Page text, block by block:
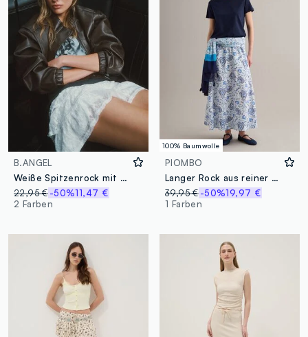
B.ANGEL
Weiße Spitzenrock mit regulärer Passform
22,95 €-50%11,47 €
2 Farben
100% Baumwolle
PIOMBO
Langer Rock aus reiner Baumwolle mit Blumenmuster
39,95 € -50%19,97 €
1 Farben